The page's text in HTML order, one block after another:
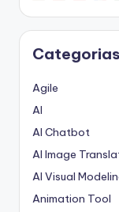
Categorias
Agile
AI
AI Chatbot
AI Image
AI Visual
Animation Tool